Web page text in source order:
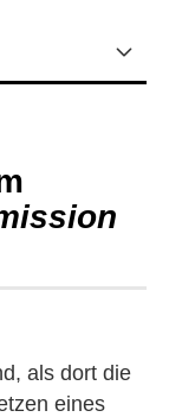
als dort die
eines